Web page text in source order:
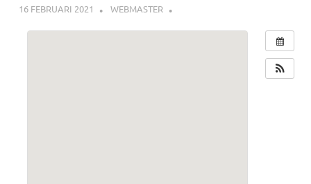
inhoud16 FEBRUARI 2021 WEBMASTER